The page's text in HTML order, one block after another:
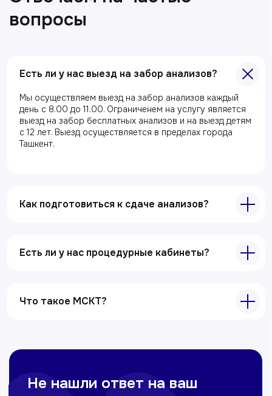
Есть ли у нас выезд на забор анализов?
Мы осуществляем выезд на забор анализов каждый
день с 8.00 до 11.00. Ограниченем на услугу является
выезд на забор бесплатных анализов и на выезд детям
с 12 лет. Выезд осуществляется в пределах города
Ташкент.
Как подготовиться к сдаче анализов?
Есть ли у нас процедурные кабинеты?
Что такое МСКТ?
Все услуги
+998 71 207-93-94
Сайт сделан вfuture-group.uz
О клиники
Акции
Специалисты
Полезные статьи